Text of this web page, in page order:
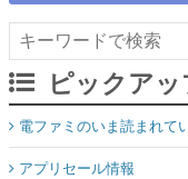
ピックア
電ファミのいま読まれて
アプリセール情報